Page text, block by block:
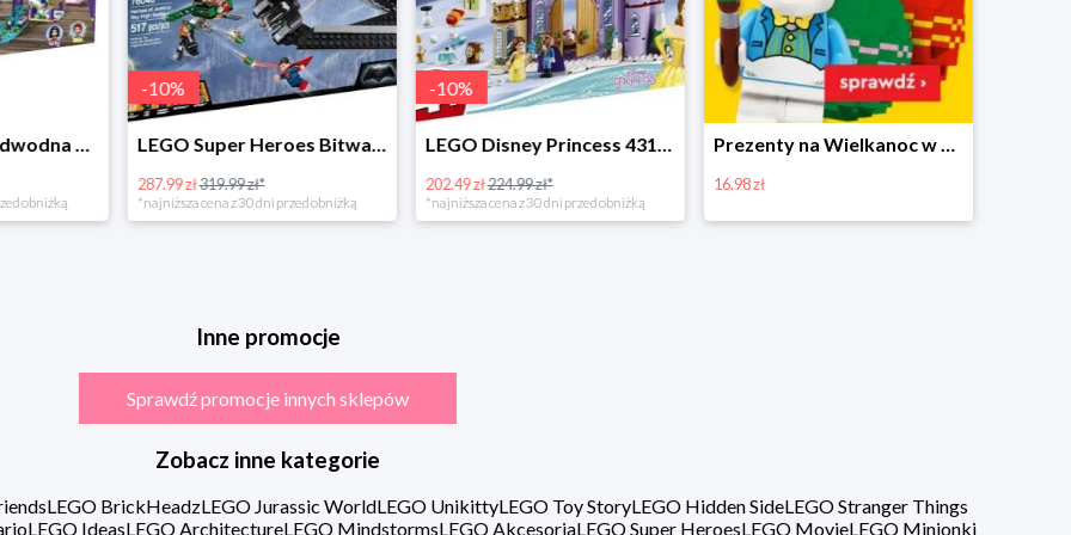
LEGO Super Heroes Bitwa powietrzna w super cenie
obniżką
-10%
LEGO Disney Princess 43180 Zimowe święto w zamku Belli
202.49 zł224.99 zł*
*najniższa cena z 30 dni przed obniżką
Prezenty na Wielkanoc w Planecie Klocków od 16,99 zł
16.98 zł
Zestawy Bitbox LEGO Vidiyo w Planecie Klocków -20%
20%
Inne promocje
Sprawdź promocje innych sklepów
Zobacz inne kategorie
LEGO BrickHeadzLEGO Jurassic WorldLEGO UnikittyLEGO Toy StoryLEGO Hidden SideLEGO Stranger Things
LEGO IdeasLEGO ArchitectureLEGO MindstormsLEGO AkcesoriaLEGO Super HeroesLEGO MovieLEGO Minionki